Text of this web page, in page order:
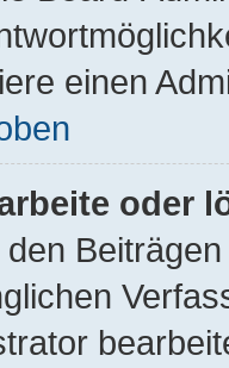
einen
oder